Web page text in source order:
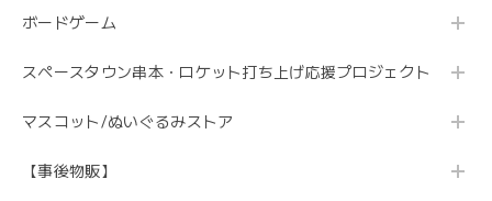
ボードゲーム
スペースタウン串本・ロケット打ち上げ応援プロジェクト
マスコット/ぬいぐるみストア
【事後物販】